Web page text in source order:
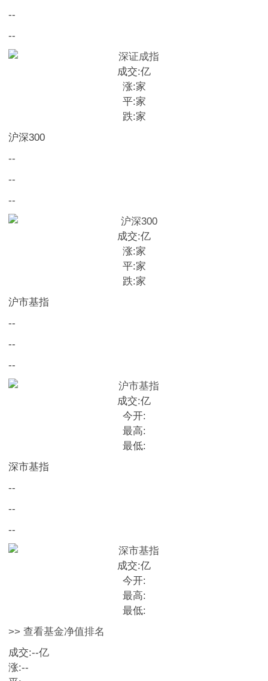
--
--
成交:亿
涨:家
平:家
跌:家
沪深300
--
--
--
成交:亿
涨:家
平:家
跌:家
沪市基指
--
--
--
成交:亿
今开:
最高:
最低:
深市基指
--
--
--
成交:亿
今开:
最高:
最低:
>> 查看基金净值排名
成交:--亿
涨:--